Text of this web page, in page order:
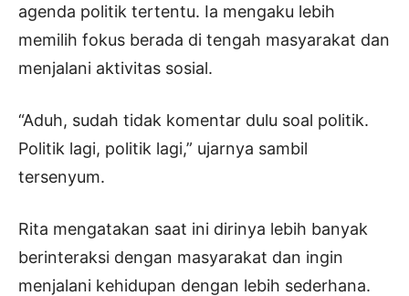
agenda politik tertentu. Ia mengaku lebih
memilih fokus berada di tengah masyarakat dan
menjalani aktivitas sosial.
“Aduh, sudah tidak komentar dulu soal politik.
Politik lagi, politik lagi,” ujarnya sambil
tersenyum.
Rita mengatakan saat ini dirinya lebih banyak
berinteraksi dengan masyarakat dan ingin
menjalani kehidupan dengan lebih sederhana.